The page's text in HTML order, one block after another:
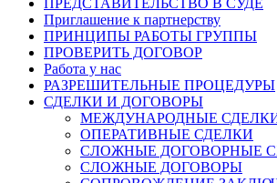
ПРЕДСТАВИТЕЛЬСТВО В СУДЕ
Приглашение к партнерству
ПРИНЦИПЫ РАБОТЫ ГРУППЫ
ПРОВЕРИТЬ ДОГОВОР
Работа у нас
РАЗРЕШИТЕЛЬНЫЕ ПРОЦЕДУРЫ
СДЕЛКИ И ДОГОВОРЫ
МЕЖДУНАРОДНЫЕ
ОПЕРАТИВНЫЕ СДЕЛКИ
СЛОЖНЫЕ ДОГОВОРНЫЕ
СЛОЖНЫЕ ДОГОВОРЫ